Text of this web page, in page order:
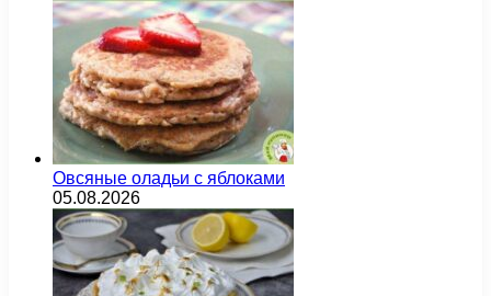
Овсяные оладьи с яблоками
05.08.2026